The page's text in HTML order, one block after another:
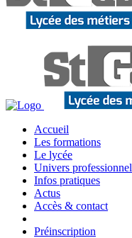
Accueil
Les formations
Le lycée
Univers professionnel
Infos pratiques
Actus
Accès & contact
Préinscription